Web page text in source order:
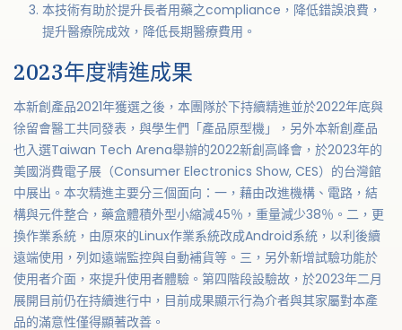
本技術有助於提升長者用藥之compliance，降低錯誤浪費，
提升醫療院成效，降低長期醫療費用。
2023年度精進成果
本新創產品2021年獲選之後，本團隊於下持續精進並於2022年底與
徐留會醫工共同發表，與學生們「產品原型機」，另外本新創產品
也入選Taiwan Tech Arena舉辦的2022新創高峰會，於2023年的
美國消費電子展（Consumer Electronics Show, CES）的台灣館
中展出。本次精進主要分三個面向：一，藉由改進機構、電路，結
構與元件整合，藥盒體積外型小縮減45％，重量減少38％。二，更
換作業系統，由原來的Linux作業系統改成Android系統，以利後續
遠端使用，列如遠端監控與自動補貨等。三，另外新增試驗功能於
使用者介面，來提升使用者體驗。第四階段設驗故，於2023年二月
展開目前仍在持續進行中，目前成果顯示行為介者與其家屬對本產
品的滿意性僅得顯著改善。